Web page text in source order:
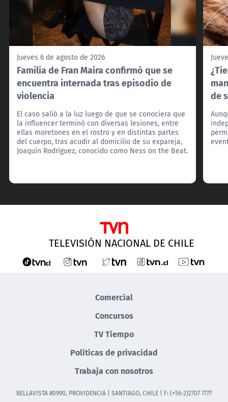
Jueves 6 de agosto de 2026
Familia de Fran Maira confirmó que se
encuentra internada tras episodio de
violencia
El caso salió a la luz luego de que se conociera que
la influencer terminó con diversas lesiones, entre
ellas moretones en el rostro y en distintas partes
del cuerpo, tras acudir al domicilio de su expareja,
Joaquín Rodríguez, conocido como Ness on the Beat.
de
TELEVISIÓN NACIONAL DE CHILE
Comercial
Concursos
TV Tiempo
Políticas de privacidad
Trabaja con nosotros
BELLAVISTA #0990, PROVIDENCIA | SANTIAGO, CHILE | F: (+56-2)2707 7777